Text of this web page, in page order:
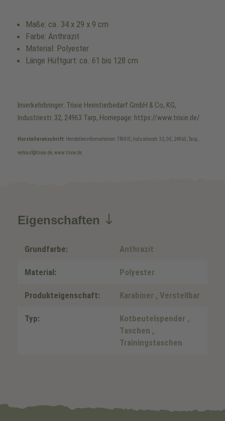
Maße: ca. 34 x 29 x 9 cm
Farbe: Anthrazit
Material: Polyester
Länge Hüftgurt: ca. 61 bis 128 cm
Inverkehrbringer: Trixie Heimtierbedarf GmbH & Co, KG,
Industriestr. 32, 24963 Tarp, Homepage: https://www.trixie.de/
Herstelleranschrift: Herstellerinformationen: TRIXIE, Industriestr. 32, DE, 24963, Tarp,
verkauf@trixie.de, www.trixie.de
Eigenschaften
Grundfarbe: Anthrazit
Material: Polyester
Produkteigenschaft: Karabiner , Verstellbar
Typ: Kotbeutelspender ,
Taschen ,
Trainingstaschen